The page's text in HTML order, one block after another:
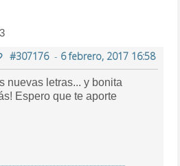
#307176- 6 febrero, 2017 16:58
nuevas letras... y bonita
Espero que te aporte